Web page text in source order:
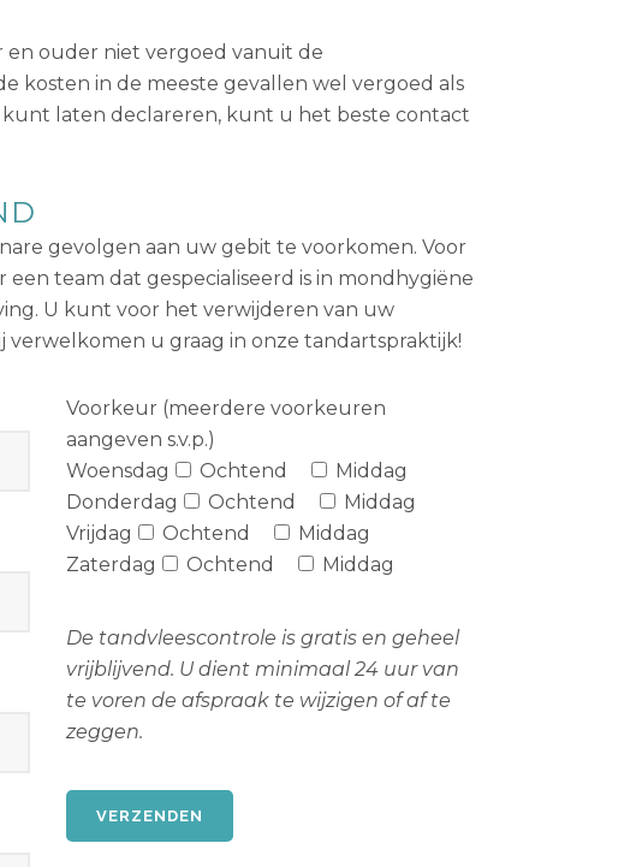
en ouder niet vergoed vanuit de
kosten in de meeste gevallen wel vergoed als
laten declareren, kunt u het beste contact
gevolgen aan uw gebit te voorkomen. Voor
een team dat gespecialiseerd is in mondhygiëne
U kunt voor het verwijderen van uw
verwelkomen u graag in onze tandartspraktijk!
Voorkeur (meerdere voorkeuren
aangeven s.v.p.)
Woensdag
Ochtend
Middag
Donderdag
Ochtend
Middag
Vrijdag
Ochtend
Middag
Zaterdag
Ochtend Middag
De tandvleescontrole is gratis en geheel
vrijblijvend. U dient minimaal 24 uur van
te voren de afspraak te wijzigen of af te
zeggen.